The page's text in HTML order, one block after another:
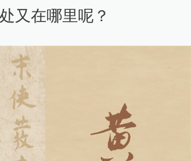
又在哪里呢？